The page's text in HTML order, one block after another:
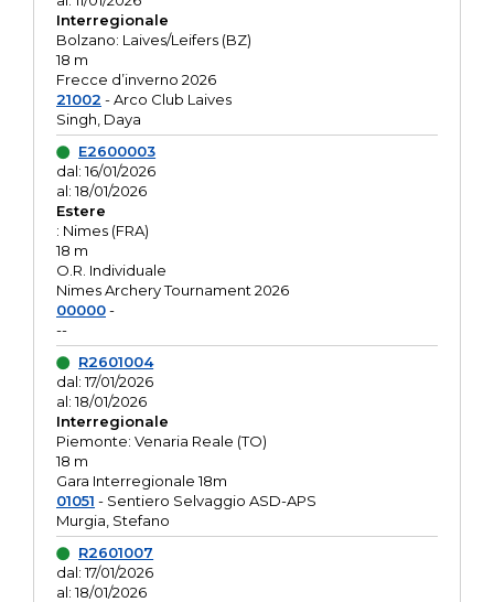
Interregionale
Bolzano: Laives/Leifers (BZ)
18 m
Frecce d’inverno 2026
21002 - Arco Club Laives
Singh, Daya
E2600003
dal: 16/01/2026
al: 18/01/2026
Estere
: Nimes (FRA)
18 m
O.R. Individuale
Nimes Archery Tournament 2026
00000-
--
R2601004
dal: 17/01/2026
al: 18/01/2026
Interregionale
Piemonte: Venaria Reale (TO)
18 m
Gara Interregionale 18m
01051 - Sentiero Selvaggio ASD-APS
Murgia, Stefano
R2601007
dal: 17/01/2026
al: 18/01/2026